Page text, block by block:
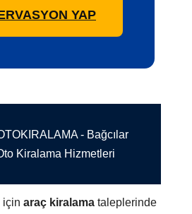
YAP
- Bağcılar
Kiralama Hizmetleri
içinaraç kiralama taleplerinde